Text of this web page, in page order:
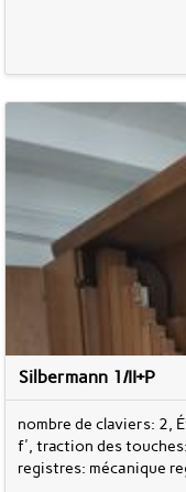
Silbermann 1/II+P
nombre de claviers: 2,
f', traction des
registres: mécanique